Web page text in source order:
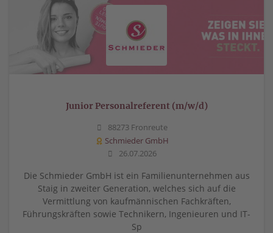
Junior Personalreferent (m/w/d)
88273 Fronreute
Schmieder GmbH
26.07.2026
Die Schmieder GmbH ist ein Familienunternehmen aus
Staig in zweiter Generation, welches sich auf die
Vermittlung von kaufmännischen Fachkräften,
Führungskräften sowie Technikern, Ingenieuren und IT-
Sp